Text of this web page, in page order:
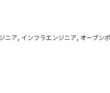
ニア, インフラエンジニア, オープン